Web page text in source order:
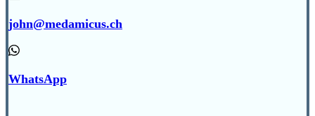
john@medamicus.ch
WhatsApp